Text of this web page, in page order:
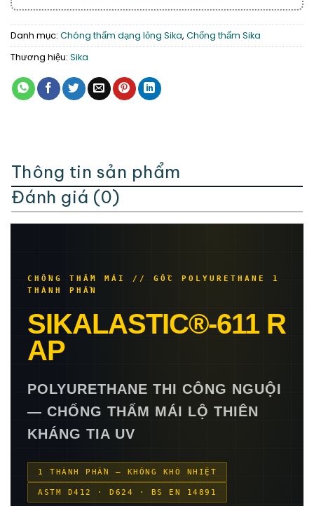
Danh mục: Chóng thấm dạng lỏng Sika, Chống thấm Sika
Thương hiệu: Sika
Thông tin sản phẩm
Đánh giá (0)
CHỐNG THẤM MÁI // GỐC POLYURETHANE 1
THÀNH PHẦN
SIKALASTIC®-611 R
AP
POLYURETHANE THI CÔNG NGUỘI
— CHỐNG THẤM MÁI LỘ THIÊN
KHÁNG TIA UV
1 THÀNH PHẦN — KHÔNG KHÒ NHIỆT
ASTM D412 · D624 · BS EN 14891